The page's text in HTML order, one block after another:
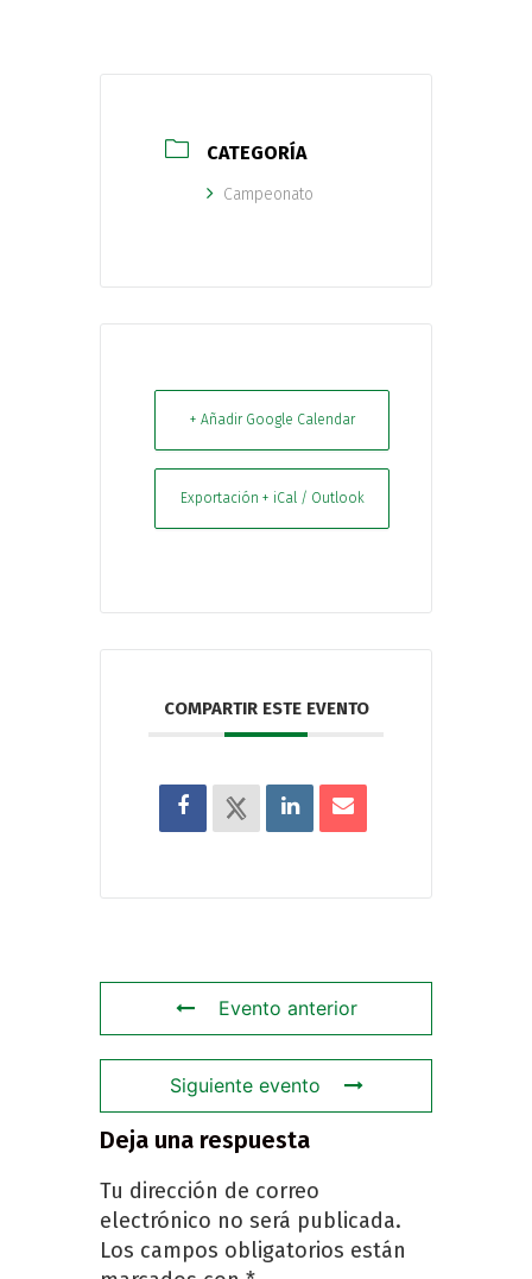
CATEGORÍA
Campeonato
+ Añadir Google Calendar
Exportación + iCal / Outlook
COMPARTIR ESTE EVENTO
Evento anterior
Siguiente evento
Deja una respuesta
Tu dirección de correo
electrónico no será publicada.
Los campos obligatorios están